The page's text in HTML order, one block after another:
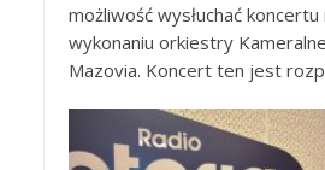
możliwość wysłuchać
wykonaniu orkiestry
Mazovia. Koncert ten jest